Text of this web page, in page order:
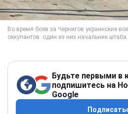
Будьте первыми в
подпишитесь на
Google